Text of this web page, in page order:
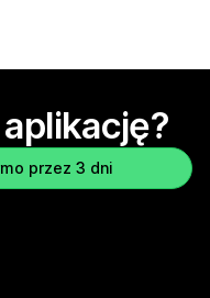
przez 3 dni